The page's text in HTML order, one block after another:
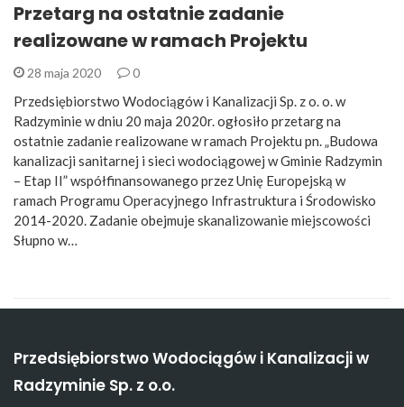
Przetarg na ostatnie zadanie
realizowane w ramach Projektu
28 maja 2020 0
Przedsiębiorstwo Wodociągów i Kanalizacji Sp. z o. o. w
Radzyminie w dniu 20 maja 2020r. ogłosiło przetarg na
ostatnie zadanie realizowane w ramach Projektu pn. „Budowa
kanalizacji sanitarnej i sieci wodociągowej w Gminie Radzymin
– Etap II” współfinansowanego przez Unię Europejską w
ramach Programu Operacyjnego Infrastruktura i Środowisko
2014-2020. Zadanie obejmuje skanalizowanie miejscowości
Słupno w…
Przedsiębiorstwo Wodociągów i Kanalizacji w
Radzyminie Sp. z o.o.